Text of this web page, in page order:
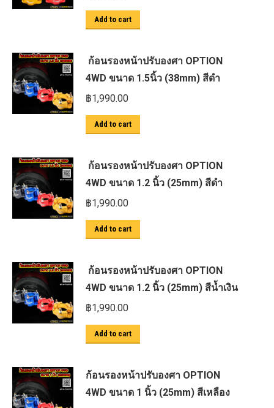
Add to cart
ก้อนรองหน้าปรับองศา OPTION
4WD ขนาด 1.5นิ้ว (38mm) สีดำ
฿1,990.00
Add to cart
ก้อนรองหน้าปรับองศา OPTION
4WD ขนาด 1.2 นิ้ว (25mm) สีดำ
฿1,990.00
Add to cart
ก้อนรองหน้าปรับองศา OPTION
4WD ขนาด 1.2 นิ้ว (25mm) สีน้ำเงิน
฿1,990.00
Add to cart
ก้อนรองหน้าปรับองศา OPTION
4WD ขนาด 1 นิ้ว (25mm) สีเหลือง